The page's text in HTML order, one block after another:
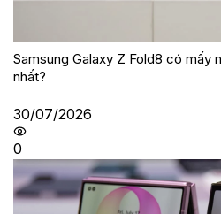
Samsung Galaxy Z Fold8 có mấy
nhất?
30/07/2026
0